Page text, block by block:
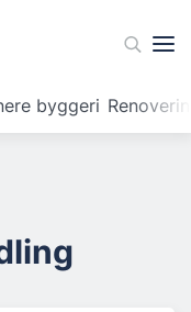
byggeri